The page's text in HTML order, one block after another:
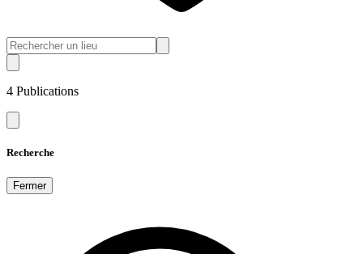
4 Publications
Recherche
Fermer